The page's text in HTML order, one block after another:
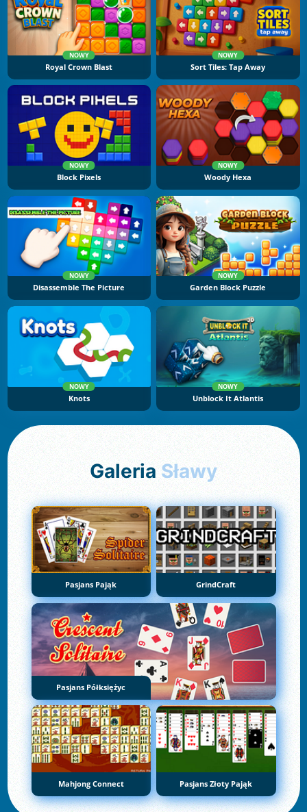
NOWY
Royal Crown Blast
NOWY
Sort Tiles: Tap Away
NOWY
Block Pixels
NOWY
Woody Hexa
NOWY
Disassemble The Picture
NOWY
Garden Block Puzzle
NOWY
Knots
NOWY
Unblock It Atlantis
Galeria Sławy
Pasjans Pająk GrindCraft
Pasjans Półksiężyc
Mahjong Connect Pasjans Złoty Pająk